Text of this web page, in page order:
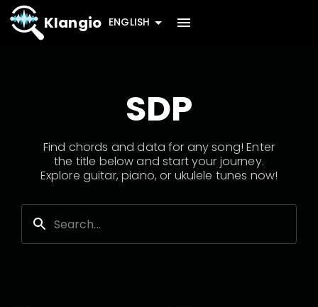
Klangio ENGLISH
SDP
Find chords and data for any song! Enter
the title below and start your journey.
Explore guitar, piano, or ukulele tunes now!